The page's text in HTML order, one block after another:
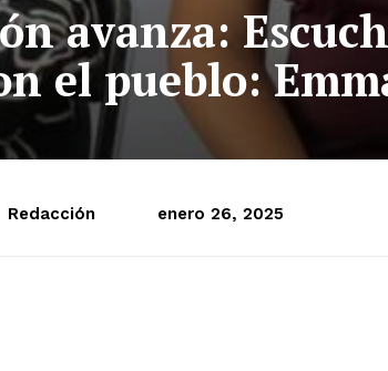
avanza:
el pueblo:
Redacción enero 26, 2025